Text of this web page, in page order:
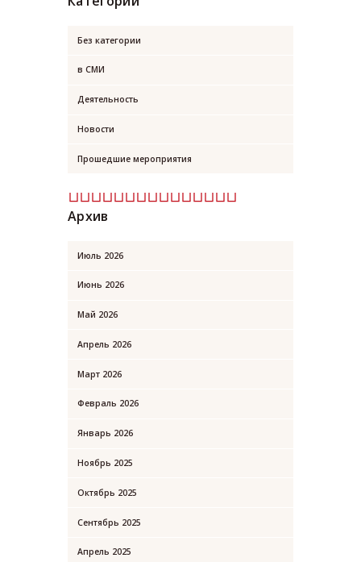
Без категории
в СМИ
Деятельность
Новости
Прошедшие мероприятия
Архив
Июль 2026
Июнь 2026
Май 2026
Апрель 2026
Март 2026
Февраль 2026
Январь 2026
Ноябрь 2025
Октябрь 2025
Сентябрь 2025
Апрель 2025